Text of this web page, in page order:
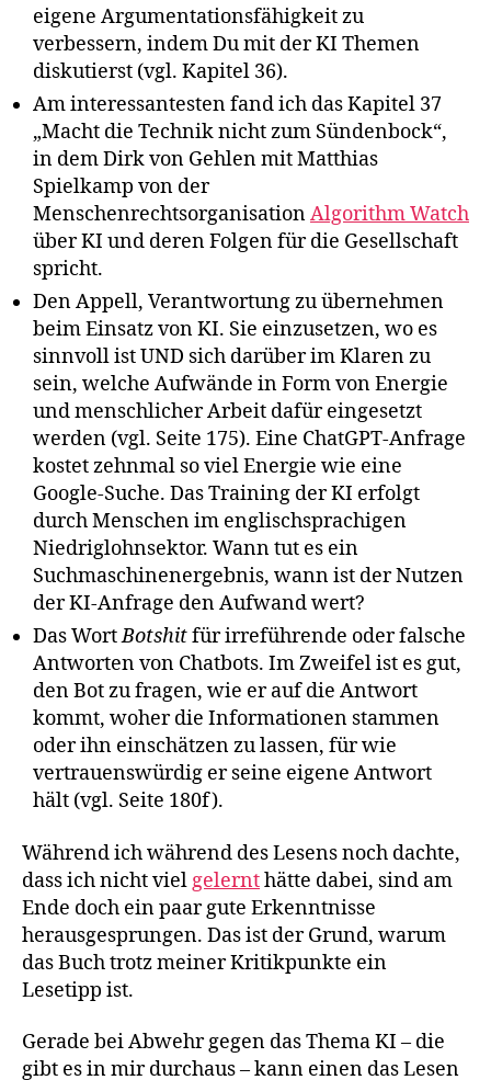
eigene Argumentationsfähigkeit zu
verbessern, indem Du mit der KI Themen
diskutierst (vgl. Kapitel 36).
Am interessantesten fand ich das Kapitel 37
„Macht die Technik nicht zum Sündenbock“,
in dem Dirk von Gehlen mit Matthias
Spielkamp von der
MenschenrechtsorganisationAlgorithm Watch
über KI und deren Folgen für die Gesellschaft
spricht.
Den Appell, Verantwortung zu übernehmen
beim Einsatz von KI. Sie einzusetzen, wo es
sinnvoll ist UND sich darüber im Klaren zu
sein, welche Aufwände in Form von Energie
und menschlicher Arbeit dafür eingesetzt
werden (vgl. Seite 175). Eine ChatGPT-Anfrage
kostet zehnmal so viel Energie wie eine
Google-Suche. Das Training der KI erfolgt
durch Menschen im englischsprachigen
Niedriglohnsektor. Wann tut es ein
Suchmaschinenergebnis, wann ist der Nutzen
der KI-Anfrage den Aufwand wert?
Das WortBotshitfür irreführende oder falsche
Antworten von Chatbots. Im Zweifel ist es gut,
den Bot zu fragen, wie er auf die Antwort
kommt, woher die Informationen stammen
oder ihn einschätzen zu lassen, für wie
vertrauenswürdig er seine eigene Antwort
hält (vgl. Seite 180f).
Während ich während des Lesens noch dachte,
dass ich nicht vielgelernthätte dabei, sind am
Ende doch ein paar gute Erkenntnisse
herausgesprungen. Das ist der Grund, warum
das Buch trotz meiner Kritikpunkte ein
Lesetipp ist.
Gerade bei Abwehr gegen das Thema KI – die
gibt es in mir durchaus – kann einen das Lesen